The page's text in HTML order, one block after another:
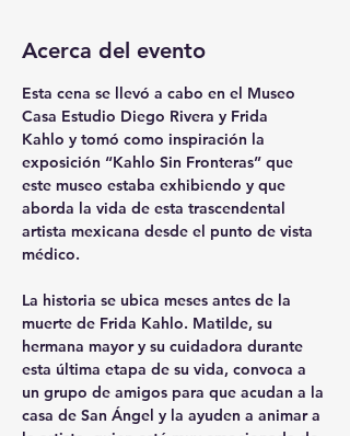
Acerca del evento
Esta cena se llevó a cabo en el Museo
Casa Estudio Diego Rivera y Frida
Kahlo y tomó como inspiración la
exposición “Kahlo Sin Fronteras” que
este museo estaba exhibiendo y que
aborda la vida de esta trascendental
artista mexicana desde el punto de vista
médico.
La historia se ubica meses antes de la
muerte de Frida Kahlo. Matilde, su
hermana mayor y su cuidadora durante
esta última etapa de su vida, convoca a
un grupo de amigos para que acudan a la
casa de San Ángel y la ayuden a animar a